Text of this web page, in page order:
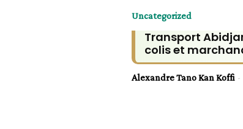
Uncategorized
Transport
colis et
Alexandre Tano Kan Koffi -